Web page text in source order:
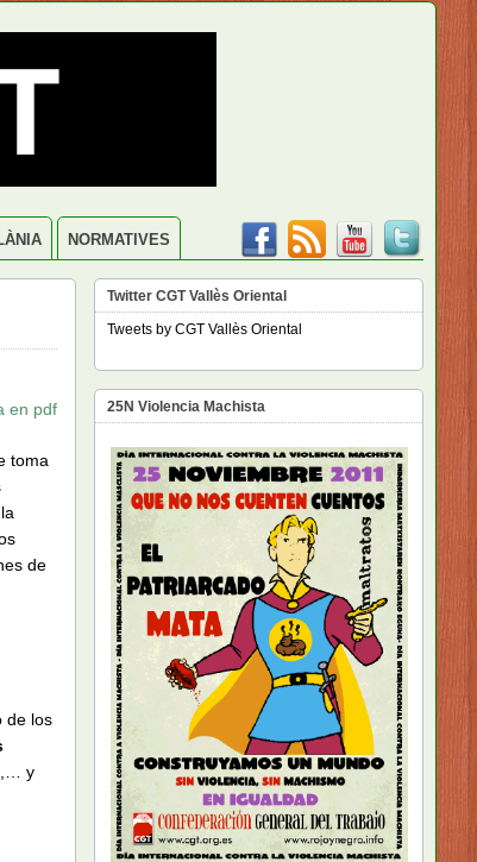
NORMATIVES
en pdf
toma
de
de los
y
Twitter CGT Vallès Oriental
Tweets by CGT Vallès Oriental
25N Violencia Machista